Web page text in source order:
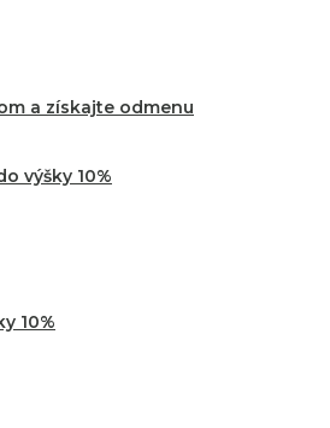
a získajte odmenu
výšky 10%
10%